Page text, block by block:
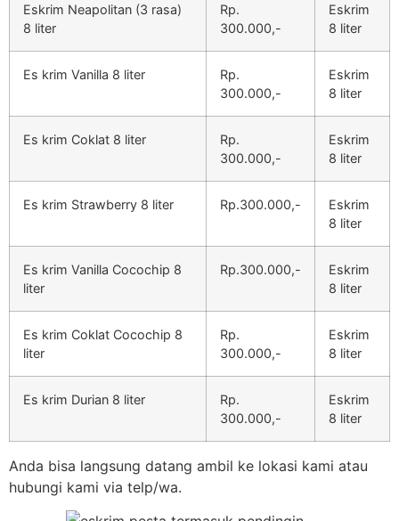
Eskrim Neapolitan (3 rasa)
8 liter
Rp.
300.000,-
Eskrim
8 liter
Es krim Vanilla 8 liter
Rp.
300.000,-
Eskrim
8 liter
Es krim Coklat 8 liter
Rp.
300.000,-
Eskrim
8 liter
Es krim Strawberry 8 liter Rp.300.000,-
Eskrim
8 liter
Es krim Vanilla Cocochip 8
liter
Rp.300.000,-
Eskrim
8 liter
Es krim Coklat Cocochip 8
liter
Rp.
300.000,-
Eskrim
8 liter
Es krim Durian 8 liter
Rp.
300.000,-
Eskrim
8 liter
Anda bisa langsung datang ambil ke lokasi kami atau
hubungi kami via telp/wa.